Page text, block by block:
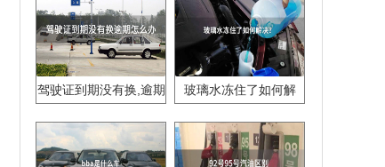
驾驶证到期没有换,逾期
玻璃水冻住了如何解